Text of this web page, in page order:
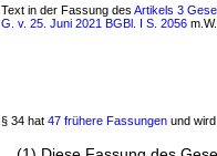
Text in der Fassung des Artikels 3
G. v. 25. Juni 2021 BGBl. I S. 2056
§ 34 hat 47 frühere Fassungen und